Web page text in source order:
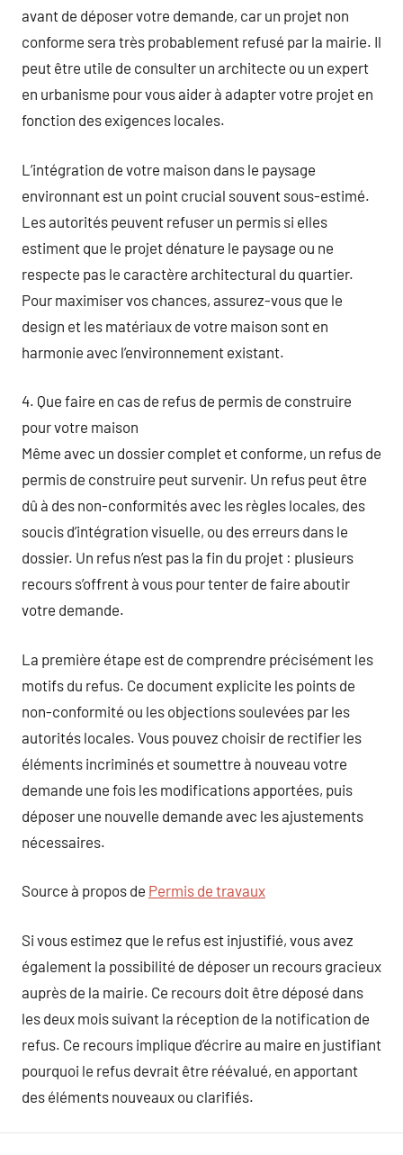
avant de déposer votre demande, car un projet non
conforme sera très probablement refusé par la mairie. Il
peut être utile de consulter un architecte ou un expert
en urbanisme pour vous aider à adapter votre projet en
fonction des exigences locales.
L’intégration de votre maison dans le paysage
environnant est un point crucial souvent sous-estimé.
Les autorités peuvent refuser un permis si elles
estiment que le projet dénature le paysage ou ne
respecte pas le caractère architectural du quartier.
Pour maximiser vos chances, assurez-vous que le
design et les matériaux de votre maison sont en
harmonie avec l’environnement existant.
4. Que faire en cas de refus de permis de construire
pour votre maison
Même avec un dossier complet et conforme, un refus de
permis de construire peut survenir. Un refus peut être
dû à des non-conformités avec les règles locales, des
soucis d’intégration visuelle, ou des erreurs dans le
dossier. Un refus n’est pas la fin du projet : plusieurs
recours s’offrent à vous pour tenter de faire aboutir
votre demande.
La première étape est de comprendre précisément les
motifs du refus. Ce document explicite les points de
non-conformité ou les objections soulevées par les
autorités locales. Vous pouvez choisir de rectifier les
éléments incriminés et soumettre à nouveau votre
demande une fois les modifications apportées, puis
déposer une nouvelle demande avec les ajustements
nécessaires.
Source à propos de Permis de travaux
Si vous estimez que le refus est injustifié, vous avez
également la possibilité de déposer un recours gracieux
auprès de la mairie. Ce recours doit être déposé dans
les deux mois suivant la réception de la notification de
refus. Ce recours implique d’écrire au maire en justifiant
pourquoi le refus devrait être réévalué, en apportant
des éléments nouveaux ou clarifiés.